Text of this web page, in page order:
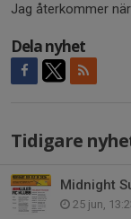
Jag återkommer
Dela nyhet
Tidigare
Midnight
25 jun,